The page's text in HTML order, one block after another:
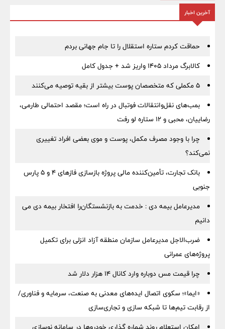
آخرین اخبار
حماقت کردم ستاره استقلال را تا جام جهانی بردم
کالابرگ مرداد ۱۴۰۵ واریز شد + جدول کامل
۵ مکملی که متخصصان پوست بیشتر از بقیه توصیه می‌کنند
بمب‌های نقل‌وانتقالات فوتبال در راه است؛ مقصد احتمالی طارمی،
رضاییان، محبی و ۱۲ ستاره لو رفت
چرا با وجود مصرف مکمل، پوست و موی بعضی افراد تغییری
نمی‌کند؟
بانک تجارت، تأمین‌کننده مالی پروژه بازسازی فازهای ۴ و ۵ پارس
جنوبی
مدیرعامل بیمه دی : خدمت به بازنشستگان‌را افتخار بیمه دی می
دانیم
ضرب‌الاجل مدیرعامل سازمان منطقه آزاد انزلی برای تكمیل
پروژه‌های عمرانی
چرا قیمت مس دوباره وارد کانال ۱۴ هزار دلار شد
«ایما»؛ سکوی اتصال ایده‌های معدنی به صنعت، سرمایه و فناوری/
از رقابت تیم‌ها تا شبکه سازی و تجاری‌سازی